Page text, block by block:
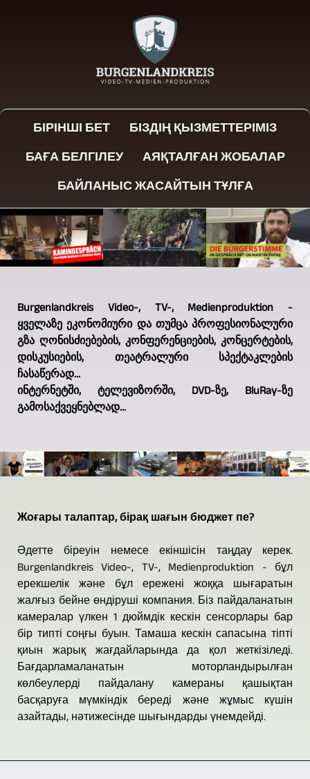
БІРІНШІ БЕТ
БІЗДІҢ ҚЫЗМЕТТЕРІМІЗ
БАҒА БЕЛГІЛЕУ
АЯҚТАЛҒАН ЖОБАЛАР
БАЙЛАНЫС ЖАСАЙТЫН ТҰЛҒА
Burgenlandkreis Video-, TV-, Medienproduktion -
ყველაზე ეკონომიური და თუმცა პროფესიონალური
გზა ღონისძიებების, კონფერენციების, კონცერტების,
დისკუსიების, თეატრალური სპექტაკლების
ჩასაწერად...
ინტერნეტში, ტელევიზორში, DVD-ზე, BluRay-ზე
გამოსაქვეყნებლად...
Жоғары талаптар, бірақ шағын бюджет пе?
Әдетте біреуін немесе екіншісін таңдау керек.
Burgenlandkreis Video-, TV-, Medienproduktion - бұл
ерекшелік және бұл ережені жоққа шығаратын
жалғыз бейне өндіруші компания. Біз пайдаланатын
камералар үлкен 1 дюймдік кескін сенсорлары бар
бір типті соңғы буын. Тамаша кескін сапасына тіпті
қиын жарық жағдайларында да қол жеткізіледі.
Бағдарламаланатын моторландырылған
көлбеулерді пайдалану камераны қашықтан
басқаруға мүмкіндік береді және жұмыс күшін
азайтады, нәтижесінде шығындарды үнемдейді.